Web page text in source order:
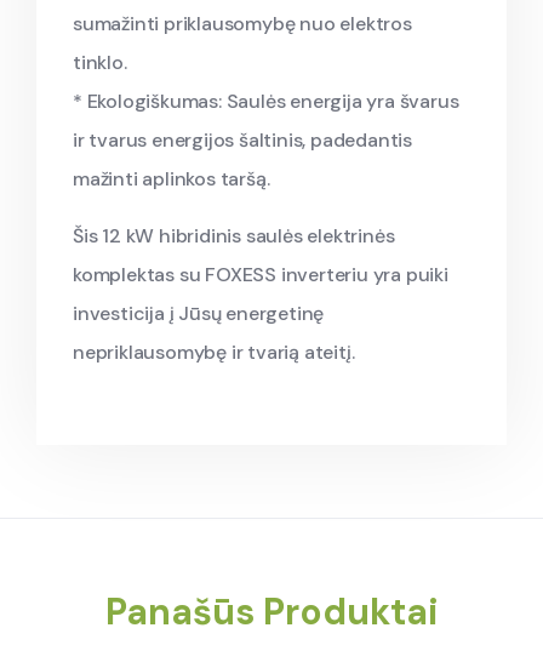
sumažinti priklausomybę nuo elektros
tinklo.
* Ekologiškumas: Saulės energija yra švarus
ir tvarus energijos šaltinis, padedantis
mažinti aplinkos taršą.
Šis 12 kW hibridinis saulės elektrinės
komplektas su FOXESS inverteriu yra puiki
investicija į Jūsų energetinę
nepriklausomybę ir tvarią ateitį.
Panašūs Produktai